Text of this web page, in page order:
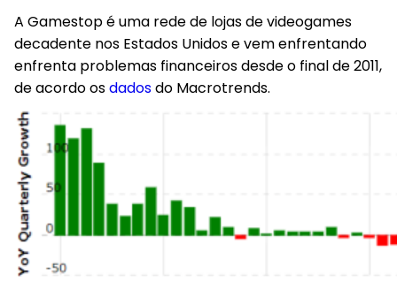
A Gamestop é uma rede de lojas de videogames
decadente nos Estados Unidos e vem enfrentando
enfrenta problemas financeiros desde o final de 2011,
de acordo osdadosdo Macrotrends.